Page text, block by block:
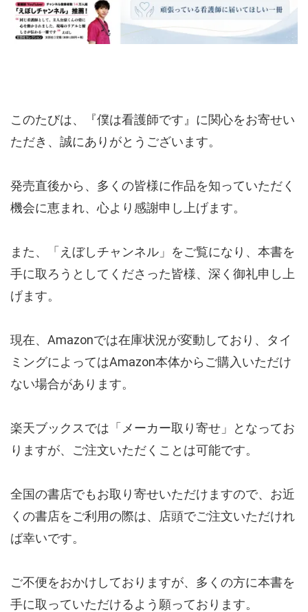
このたびは、『僕は看護師です』に関心をお寄せい
ただき、誠にありがとうございます。
発売直後から、多くの皆様に作品を知っていただく
機会に恵まれ、心より感謝申し上げます。
また、「えぼしチャンネル」をご覧になり、本書を
手に取ろうとしてくださった皆様、深く御礼申し上
げます。
現在、Amazonでは在庫状況が変動しており、タイ
ミングによってはAmazon本体からご購入いただけ
ない場合があります。
楽天ブックスでは「メーカー取り寄せ」となってお
りますが、ご注文いただくことは可能です。
全国の書店でもお取り寄せいただけますので、お近
くの書店をご利用の際は、店頭でご注文いただけれ
ば幸いです。
ご不便をおかけしておりますが、多くの方に本書を
手に取っていただけるよう願っております。